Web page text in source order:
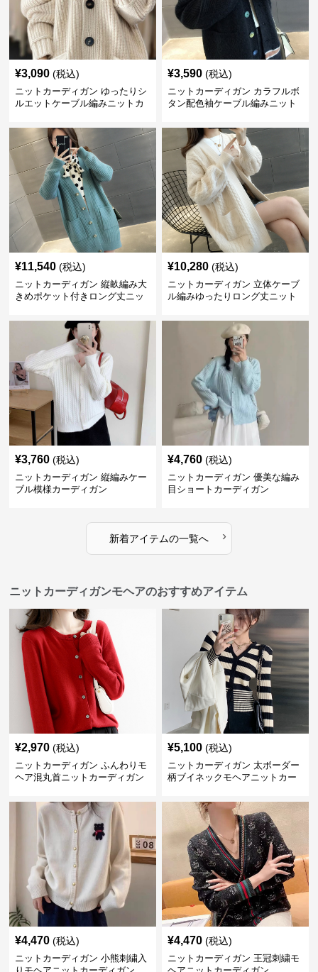
¥3,090 (税込)
ニットカーディガン ゆったりシ
ルエットケーブル編みニットカ
¥3,590 (税込)
ニットカーディガン カラフルボ
タン配色袖ケーブル編みニット
¥11,540 (税込)
ニットカーディガン 縦畝編み大
きめポケット付きロング丈ニッ
¥10,280 (税込)
ニットカーディガン 立体ケーブ
ル編みゆったりロング丈ニット
¥3,760 (税込)
ニットカーディガン 縦編みケー
ブル模様カーディガン
¥4,760 (税込)
ニットカーディガン 優美な編み
目ショートカーディガン
新着アイテムの一覧へ ›
ニットカーディガンモヘアのおすすめアイテム
¥2,970 (税込)
ニットカーディガン ふんわりモ
ヘア混丸首ニットカーディガン
¥5,100 (税込)
ニットカーディガン 太ボーダー
柄ブイネックモヘアニットカー
¥4,470 (税込)
ニットカーディガン 小熊刺繍入
¥4,470 (税込)
ニットカーディガン 王冠刺繍モ